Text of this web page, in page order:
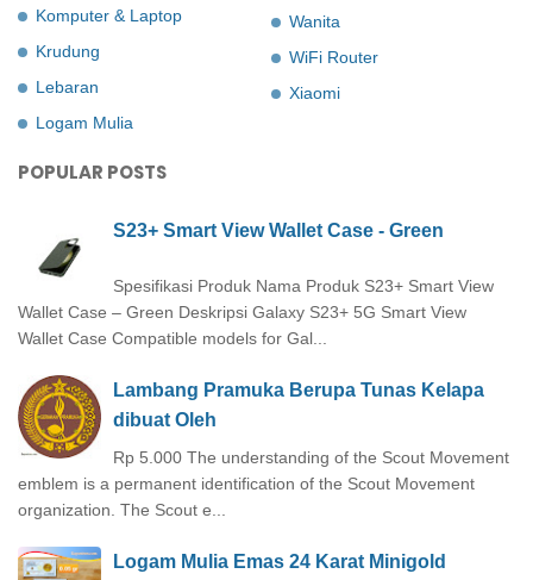
Komputer & Laptop
Krudung
Lebaran
Logam Mulia
Wanita
WiFi Router
Xiaomi
POPULAR POSTS
S23+ Smart View Wallet Case - Green
Spesifikasi Produk Nama Produk S23+ Smart View
Wallet Case – Green Deskripsi Galaxy S23+ 5G Smart View
Wallet Case Compatible models for Gal...
Lambang Pramuka Berupa Tunas Kelapa
dibuat Oleh
Rp 5.000 The understanding of the Scout Movement
emblem is a permanent identification of the Scout Movement
organization. The Scout e...
Logam Mulia Emas 24 Karat Minigold